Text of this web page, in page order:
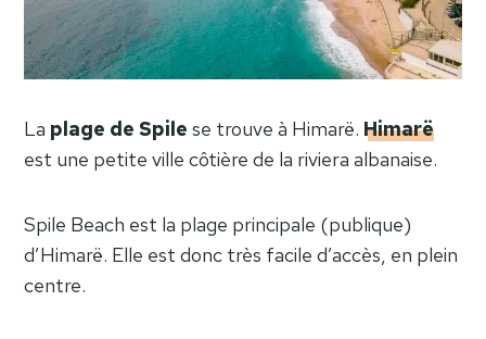
La plage de Spile se trouve à Himarë. Himarë
est une petite ville côtière de la riviera albanaise.
Spile Beach est la plage principale (publique)
d’Himarë. Elle est donc très facile d’accès, en plein
centre.